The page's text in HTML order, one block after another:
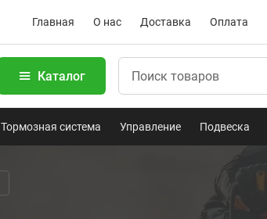
Главная О нас Доставка Оплата
Каталог
Тормозная система Управление Подвеска